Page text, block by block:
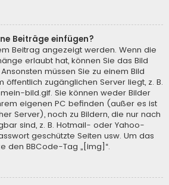
Beiträge einfügen?
Beitrag angezeigt werden. Wenn die
erlaubt hat, können Sie das Bild
müssen Sie zu einem Bild
öffentlich zugänglichen Server liegt, z. B.
bild.gif. Sie können weder Bilder
eigenen PC befinden (außer es ist
Server), noch zu Bildern, die nur nach
sind, z. B. Hotmail- oder Yahoo-
geschützte Seiten usw. Um das
den BBCode-Tag „[img]“.